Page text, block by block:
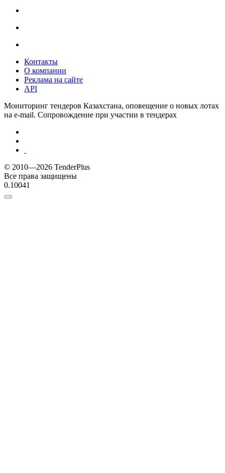
Контакты
О компании
Реклама на сайте
API
Мониторинг тендеров Казахстана, оповещение о новых лотах
на e-mail. Сопровождение при участии в тендерах
© 2010—2026 TenderPlus
Все права защищены
0.10041